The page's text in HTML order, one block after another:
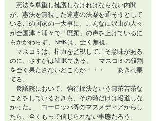
憲法を尊重し擁護しなければならない内閣
が、憲法を無視した違憲の法案を通そうとして
いるこの国家の一大事に、こんなに沢山の人々
が全国津々浦々で「廃案」の声を上げているに
もかかわらず、NHKは、全く無視。
マスコミは、権力を監視してこそ意味がある
のに、さすがはNHKである。 マスコミの役割
を全く果たさないどころか・・・ あきれ果
てる。
衆議院において、強行採決という無茶苦茶な
ことをしているときも、その時だけは報道しな
かった。 ヨーロッパ等のマスメディアからし
たら、全くもって信じられない事態だろう。